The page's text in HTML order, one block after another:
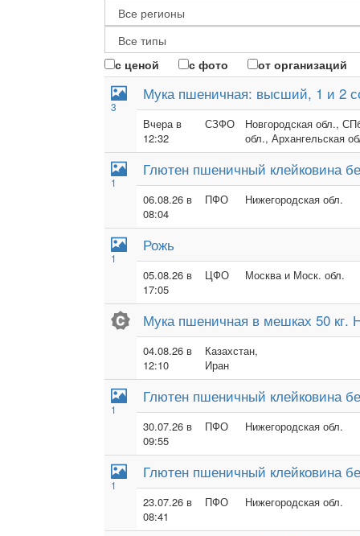
с ценой с фото от организаций
3
Мука пшеничная: высший, 1 и 2
Вчера в
12:32
СЗФО
Новгородская обл.,
обл., Архангельская
1
Глютен пшеничный клейковина
06.08.26 в
08:04
ПФО Нижегородская обл.
1
Рожь
05.08.26 в
17:05
ЦФО Москва и Моск. обл.
Мука пшеничная в мешках 50 кг.
04.08.26 в
12:10
Казахстан,
Иран
1
Глютен пшеничный клейковина
30.07.26 в
09:55
ПФО Нижегородская обл.
1
Глютен пшеничный клейковина
23.07.26 в
08:41
ПФО Нижегородская обл.